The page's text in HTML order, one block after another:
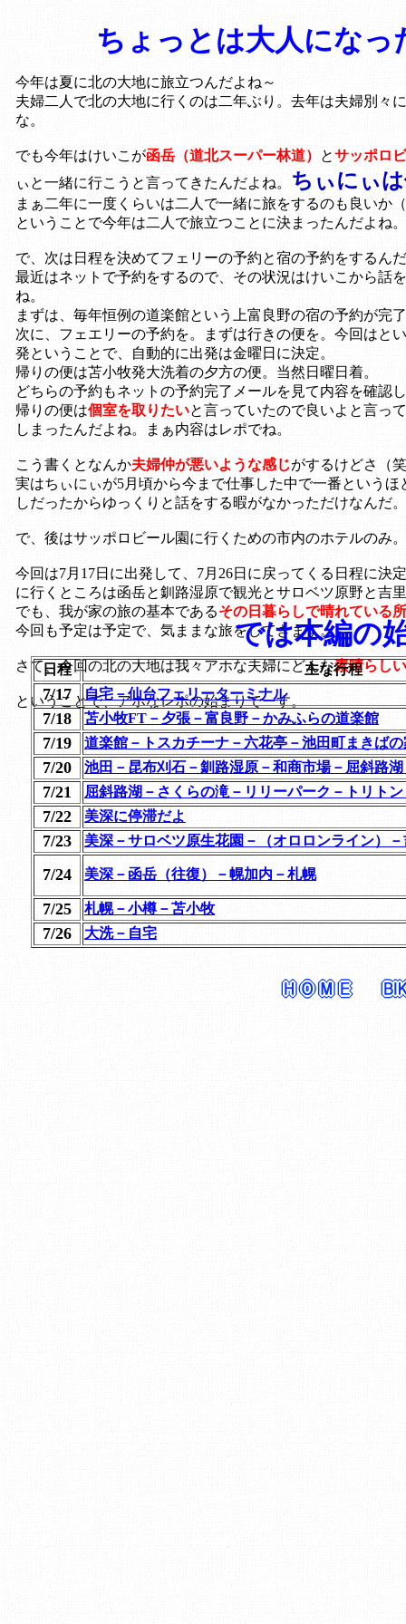
ちょっとは大人にな
今年は夏に北の大地に旅立つんだよね～
夫婦二人で北の大地に行くのは二年ぶり。去年は夫婦別々
な。
でも今年はけいこが函岳（道北スーパー林道） とサッポロ
ぃと一緒に行こうと言ってきたんだよね。
ちぃにぃ
まぁ二年に一度くらいは二人で一緒に旅をするのも良いか
ということで今年は二人で旅立つことに決まったんだよね。
で、次は日程を決めてフェリーの予約と宿の予約をするん
最近はネットで予約をするので、その状況はけいこから話
ね。
まずは、毎年恒例の道楽館という上富良野の宿の予約が完
次に、フェエリーの予約を。まずは行きの便を。今回はと
発ということで、自動的に出発は金曜日に決定。
帰りの便は苫小牧発大洗着の夕方の便。当然日曜日着。
どちらの予約もネットの予約完了メールを見て内容を確認
帰りの便は個室を取りたいと言っていたので良いよと言っ
しまったんだよね。まぁ内容はレポでね。
こう書くとなんか夫婦仲が悪いような感じがするけどさ（
実はちぃにぃが5月頃から今まで仕事した中で一番という
しだったからゆっくりと話をする暇がなかっただけなんだ。
で、後はサッポロビール園に行くための市内のホテルのみ
今回は7月17日に出発して、7月26日に戻ってくる日程に
に行くところは函岳と釧路湿原で観光とサロベツ原野と吉
でも、我が家の旅の基本であるその日暮らしで晴れている
今回も予定は予定で、気ままな旅をしてきます。
さて、今回の北の大地は我々アホな夫婦にどんな素晴らし
ということで、アホなレポの始まりでーす。
では本編の
日程 主な行程
7/17 自宅－仙台フェリーターミナル
7/18 苫小牧FT－夕張－富良野－かみふらの道楽館
7/19 道楽館－トスカチーナ－六花亭－池田町まきばの
7/20 池田－昆布刈石－釧路湿原－和商市場－屈斜路
7/21 屈斜路湖－さくらの滝－リリーパーク－トリト
7/22 美深に停滞だよ
7/23 美深－サロベツ原生花園－（オロロンライン）
7/24 美深－函岳（往復）－幌加内－札幌
7/25 札幌－小樽－苫小牧
7/26 大洗－自宅